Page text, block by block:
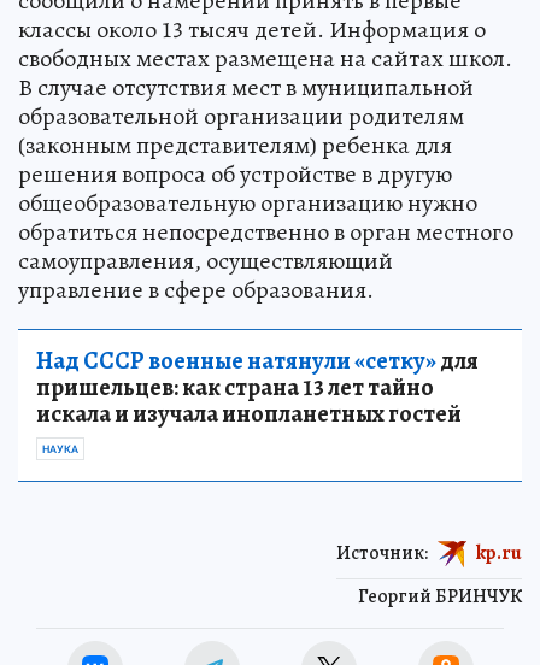
классы около 13 тысяч детей. Информация о
свободных местах размещена на сайтах школ.
В случае отсутствия мест в муниципальной
образовательной организации родителям
(законным представителям) ребенка для
решения вопроса об устройстве в другую
общеобразовательную организацию нужно
обратиться непосредственно в орган местного
самоуправления, осуществляющий
управление в сфере образования.
Над СССР военные натянули «сетку»для
пришельцев: как страна 13 лет тайно
искала и изучала инопланетных гостей
НАУКА
Георгий БРИНЧУК
Источник: kp.ru